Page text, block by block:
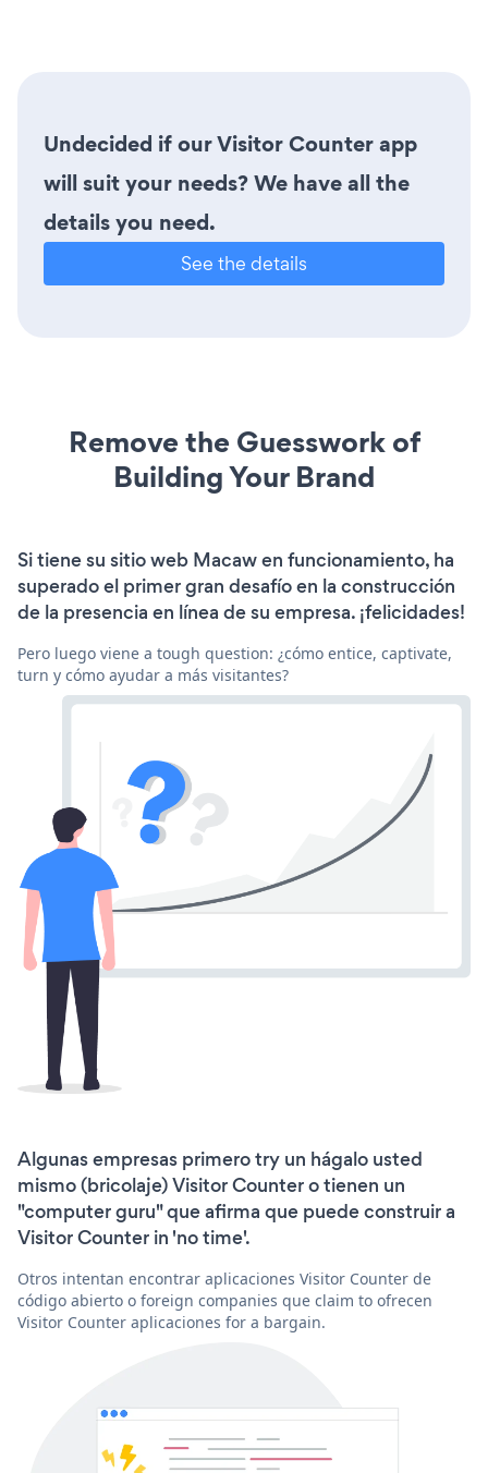
Undecided if our Visitor Counter app
will suit your needs? We have all the
details you need.
See the details
Remove the Guesswork of
Building Your Brand
Si tiene su sitio web Macaw en funcionamiento, ha
superado el primer gran desafío en la construcción
de la presencia en línea de su empresa. ¡felicidades!
Pero luego viene a tough question: ¿cómo entice, captivate,
turn y cómo ayudar a más visitantes?
Algunas empresas primero try un hágalo usted
mismo (bricolaje) Visitor Counter o tienen un
"computer guru" que afirma que puede construir a
Visitor Counter in 'no time'.
Otros intentan encontrar aplicaciones Visitor Counter de
código abierto o foreign companies que claim to ofrecen
Visitor Counter aplicaciones for a bargain.